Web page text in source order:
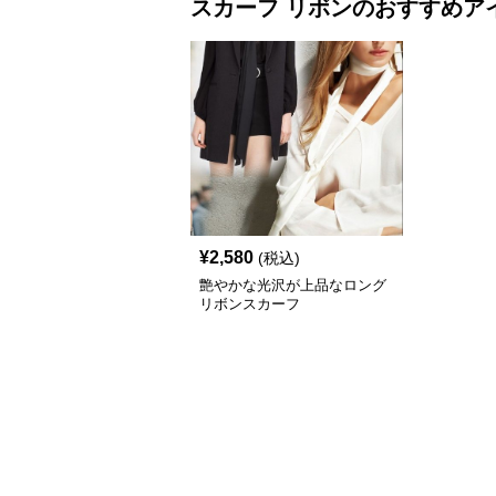
スカーフ リボンのおすすめア
¥2,580 (税込)
艶やかな光沢が上品なロング
リボンスカーフ